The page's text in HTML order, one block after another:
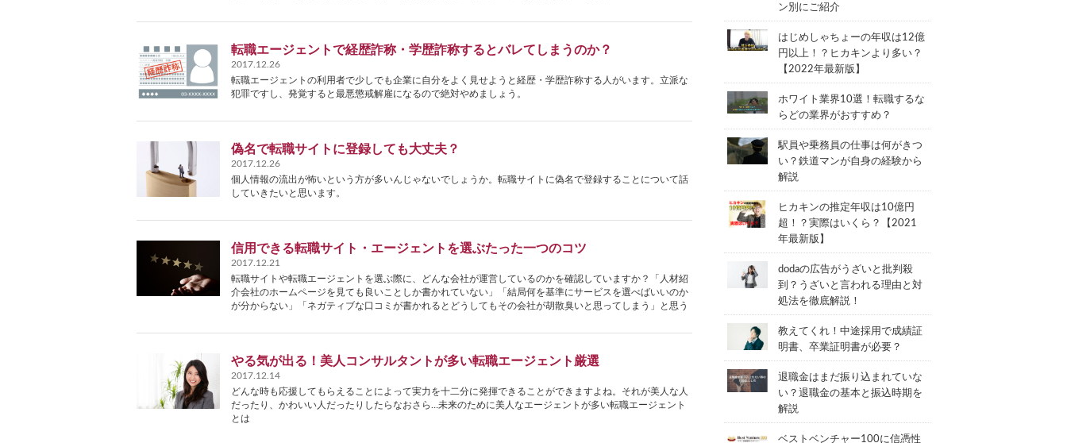
転職エージェントで経歴詐称・学歴詐称するとバレてしまうのか？
2017.12.26
転職エージェントの利用者で少しでも企業に自分をよく見せようと経歴・学歴詐称する人がいます。立派な
犯罪ですし、発覚すると最悪懲戒解雇になるので絶対やめましょう。
偽名で転職サイトに登録しても大丈夫？
2017.12.26
個人情報の流出が怖いという方が多いんじゃないでしょうか。転職サイトに偽名で登録することについて話
していきたいと思います。
信用できる転職サイト・エージェントを選ぶたった一つのコツ
2017.12.21
転職サイトや転職エージェントを選ぶ際に、どんな会社が運営しているのかを確認していますか？「人材紹
介会社のホームページを見ても良いことしか書かれていない」「結局何を基準にサービスを選べばいいのか
が分からない」「ネガティブな口コミが書かれるとどうしてもその会社が胡散臭いと思ってしまう」と思う
やる気が出る！美人コンサルタントが多い転職エージェント厳選
2017.12.14
どんな時も応援してもらえることによって実力を十二分に発揮できることができますよね。それが美人な人
だったり、かわいい人だったりしたらなおさら…未来のために美人なエージェントが多い転職エージェント
とは
ン別にご紹介
はじめしゃちょーの年収は12億
円以上！？ヒカキンより多い？
【2022年最新版】
ホワイト業界10選！転職するな
らどの業界がおすすめ？
駅員や乗務員の仕事は何がきつ
い？鉄道マンが自身の経験から
解説
ヒカキンの推定年収は10億円
超！？実際はいくら？【2021
年最新版】
dodaの広告がうざいと批判殺
到？うざいと言われる理由と対
処法を徹底解説！
教えてくれ！中途採用で成績証
明書、卒業証明書が必要？
退職金はまだ振り込まれていな
い？退職金の基本と振込時期を
解説
ベストベンチャー100に信憑性